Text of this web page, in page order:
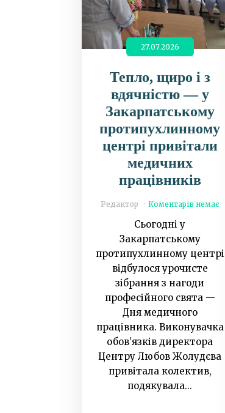
27.07.2026
Тепло, щиро і з
вдячністю — у
Закарпатському
протипухлинному
центрі привітали
медичних
працівників
Редактор Коментарів немає
Сьогодні у
Закарпатському
протипухлинному центрі
відбулося урочисте
зібрання з нагоди
професійного свята —
Дня медичного
працівника. Виконувачка
обов’язків директора
Центру Любов Жолудєва
привітала колектив,
подякувала...